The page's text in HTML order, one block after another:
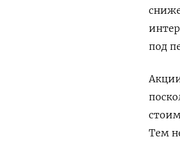
под
Тем